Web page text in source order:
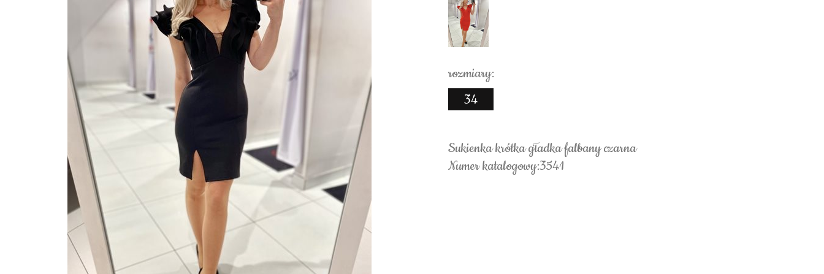
rozmiary:
34
Sukienka krótka gładka falbany czarna
Numer katalogowy:3541